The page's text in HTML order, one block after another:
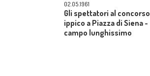
02.05.1961
Gli spettatori al concorso
ippico a Piazza di Siena -
campo lunghissimo